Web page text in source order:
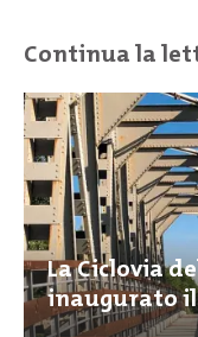
Continua la
La Ciclovia
inaugurato